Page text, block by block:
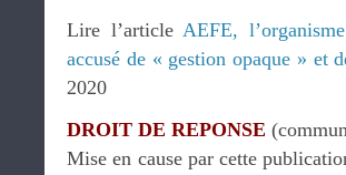
Lire l’articleAEFE,
accusé de « gestion opaque » et
2020
DROIT DE REPONSE
Mise en cause par cette